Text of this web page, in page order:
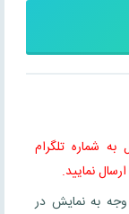
شماره تلگرام
وجه به نمایش در